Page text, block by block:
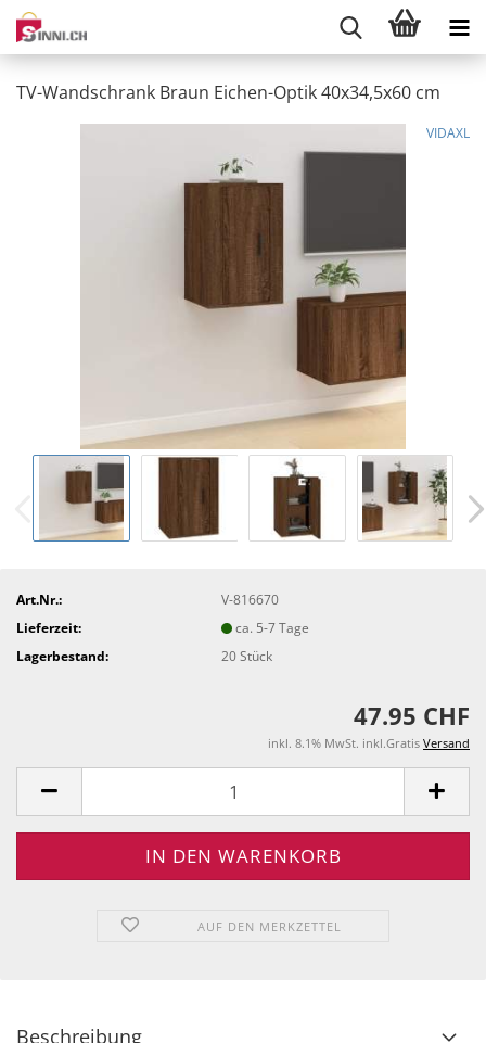
TV-Wandschrank Braun Eichen-Optik 40x34,5x60 cm
VIDAXL
Art.Nr.:
V-816670
Lieferzeit:
ca. 5-7 Tage
Lagerbestand:
20Stück
47.95 CHF
inkl. 8.1% MwSt. inkl.Gratis Versand
AUF DEN MERKZETTEL
Beschreibung